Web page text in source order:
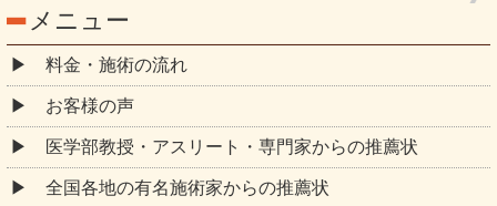
メニュー
料金・施術の流れ
お客様の声
医学部教授・アスリート・専門家からの推薦状
全国各地の有名施術家からの推薦状